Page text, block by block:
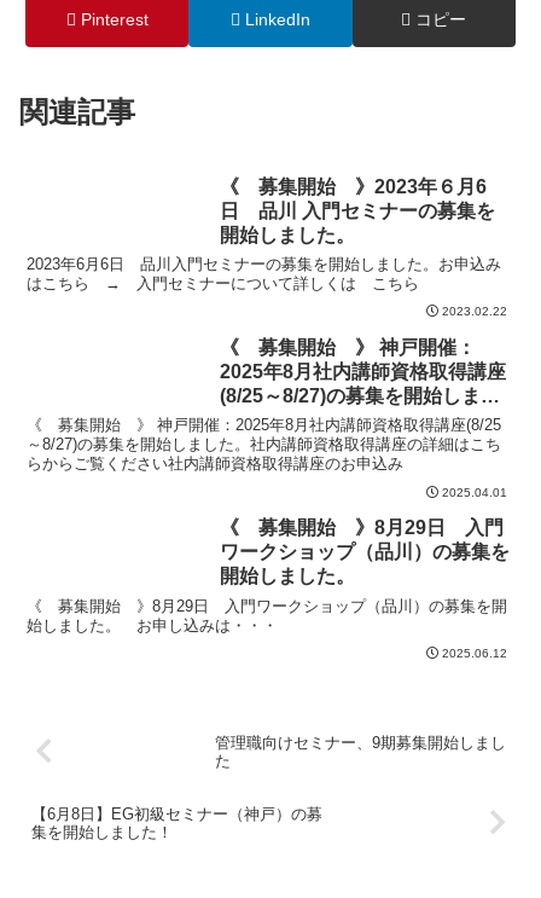
Pinterest LinkedIn コピー
関連記事
《 募集開始 》2023年６月6
日 品川 入門セミナーの募集を
開始しました。
2023年6月6日 品川入門セミナーの募集を開始しました。お申込み
はこちら → 入門セミナーについて詳しくは こちら
2023.02.22
《 募集開始 》 神戸開催：
2025年8月社内講師資格取得講座
(8/25～8/27)の募集を開始しまし
た。
《 募集開始 》 神戸開催：2025年8月社内講師資格取得講座(8/25
～8/27)の募集を開始しました。社内講師資格取得講座の詳細はこち
らからご覧ください社内講師資格取得講座のお申込み
2025.04.01
《 募集開始 》8月29日 入門
ワークショップ（品川）の募集を
開始しました。
《 募集開始 》8月29日 入門ワークショップ（品川）の募集を開
始しました。 お申し込みは・・・
2025.06.12
管理職向けセミナー、9期募集開始しまし
た
【6月8日】EG初級セミナー（神戸）の募
集を開始しました！